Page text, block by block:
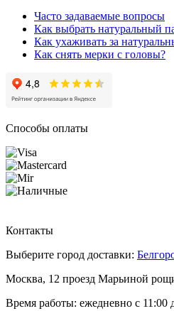
Часто задаваемые вопросы
Как выбрать натуральный
Как ухаживать за
Как снять мерки с головы?
Способы оплаты
Контакты
Выберите город доставки:
Москва, 12 проезд Марьиной
Время работы: ежедневно с 11:00